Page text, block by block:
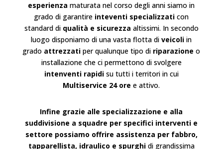
esperienza maturata nel corso degli anni siamo in
grado di garantire inteventi specializzati con
standard di qualità e sicurezza altissimi. In secondo
luogo disponiamo di una vasta flotta diveicoli in
grado attrezzati per qualunque tipo di riparazione o
installazioneche ci permettono di svolgere
intenventi rapidisu tutti i territori in cui
Multiservice 24 ore e attivo.
Infine grazie alle specializzazione e alla
suddivisione a squadre per specifici interventi e
settore possiamo offrire assistenza per fabbro,
tapparellista, idraulico e spurghidi grandissima